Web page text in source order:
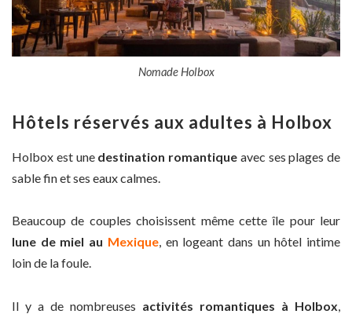
Nomade Holbox
Hôtels réservés aux adultes à Holbox
Holbox est une destination romantique avec ses plages de
sable fin et ses eaux calmes.
Beaucoup de couples choisissent même cette île pour leur
lune de miel au Mexique, en logeant dans un hôtel intime
loin de la foule.
Il y a de nombreuses activités romantiques à Holbox